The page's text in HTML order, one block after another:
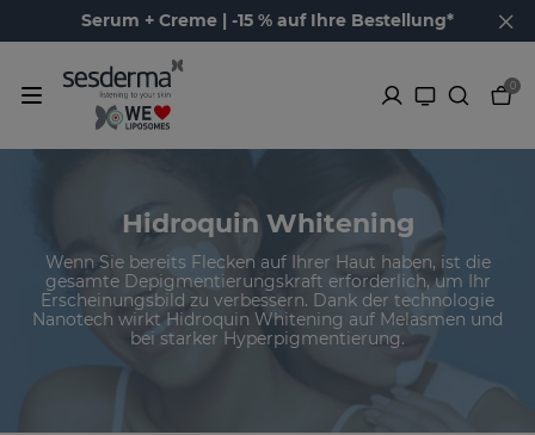
Serum + Creme | -15 % auf Ihre Bestellung*
0
Hidroquin Whitening
Wenn Sie bereits Flecken auf Ihrer Haut haben, ist die
gesamte Depigmentierungskraft erforderlich, um Ihr
Erscheinungsbild zu verbessern. Dank der technologie
Nanotech wirkt Hidroquin Whitening auf Melasmen und
bei starker Hyperpigmentierung.